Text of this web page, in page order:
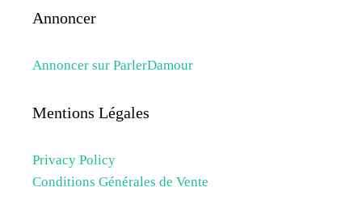
Annoncer
Annoncer sur ParlerDamour
Mentions Légales
Privacy Policy
Conditions Générales de Vente